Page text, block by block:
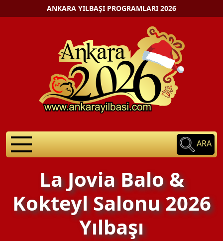
ANKARA YILBAŞI PROGRAMLARI 2026
ARA
La Jovia Balo &
Kokteyl Salonu 2026
Yılbaşı